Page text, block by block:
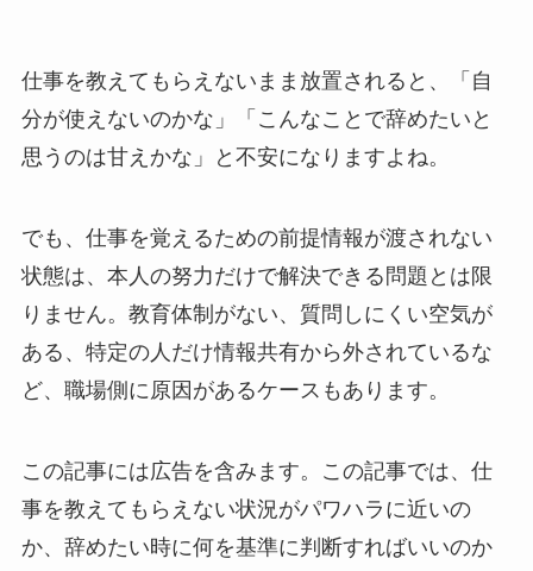
仕事を教えてもらえないまま放置されると、「自
分が使えないのかな」「こんなことで辞めたいと
思うのは甘えかな」と不安になりますよね。
でも、仕事を覚えるための前提情報が渡されない
状態は、本人の努力だけで解決できる問題とは限
りません。教育体制がない、質問しにくい空気が
ある、特定の人だけ情報共有から外されているな
ど、職場側に原因があるケースもあります。
この記事には広告を含みます。この記事では、仕
事を教えてもらえない状況がパワハラに近いの
か、辞めたい時に何を基準に判断すればいいのか